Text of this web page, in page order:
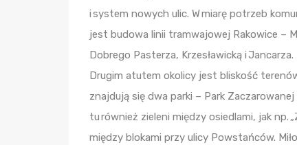
i system nowych ulic. W miarę potrzeb
jest budowa linii tramwajowej Rakowice –
Dobrego Pasterza, Krzesławicką i Jancarza.
Drugim atutem okolicy jest bliskość
znajdują się dwa parki – Park
tu również zieleni między osiedlami, jak np.
między blokami przy ulicy Powstańców.